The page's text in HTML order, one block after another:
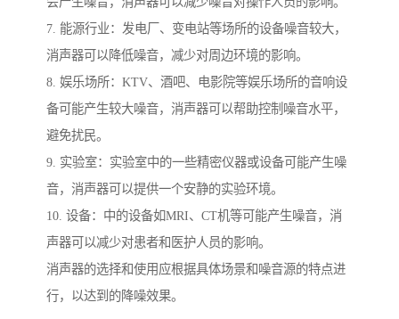
7. 能源行业：发电厂、变电站等场所的设备噪音较大，
消声器可以降低噪音，减少对周边环境的影响。
8. 娱乐场所：KTV、酒吧、电影院等娱乐场所的音响设
备可能产生较大噪音，消声器可以帮助控制噪音水平，
避免扰民。
9. 实验室：实验室中的一些精密仪器或设备可能产生噪
音，消声器可以提供一个安静的实验环境。
10. 设备：中的设备如MRI、CT机等可能产生噪音，消
声器可以减少对患者和医护人员的影响。
消声器的选择和使用应根据具体场景和噪音源的特点进
行，以达到的降噪效果。